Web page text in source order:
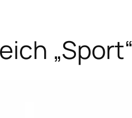
„Sport“